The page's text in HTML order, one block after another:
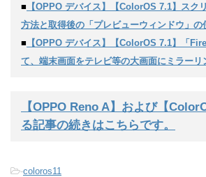
■ 【OPPO デバイス】【ColorOS 7.1】スク
方法と取得後の「プレビューウィンドウ」の
■ 【OPPO デバイス】【ColorOS 7.1】「
て、端末画面をテレビ等の大画面にミラーリ
【OPPO Reno A】および【
る記事の続きはこちらです。
-coloros11